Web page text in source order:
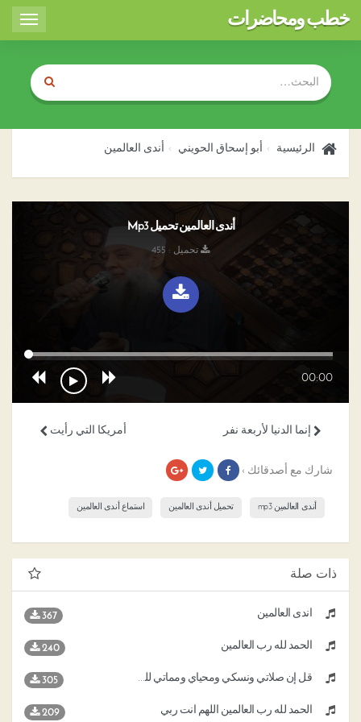
Toggle
خطب ومحاضرات
الرئيسية أبو إسحاق الحويني أندى العالمين
أندى العالمين تحميل Mp3
تحميل : 455
00:00
أمريكا التي رأيت إنما الدنيا لأربعة نفر
شارك مع أصدقائك ›
أندى العالمين mp3 تحميل أندى العالمين استماع أندى العالمين
ذات صلة
أندى العالمين 367
الحمد لله رب العالمين 240
قل إن صلاتي ونسكي ومحياي ومماتي لله رب العالمين 305
الحمد لله رب العالمين اللهم انت ربي 209